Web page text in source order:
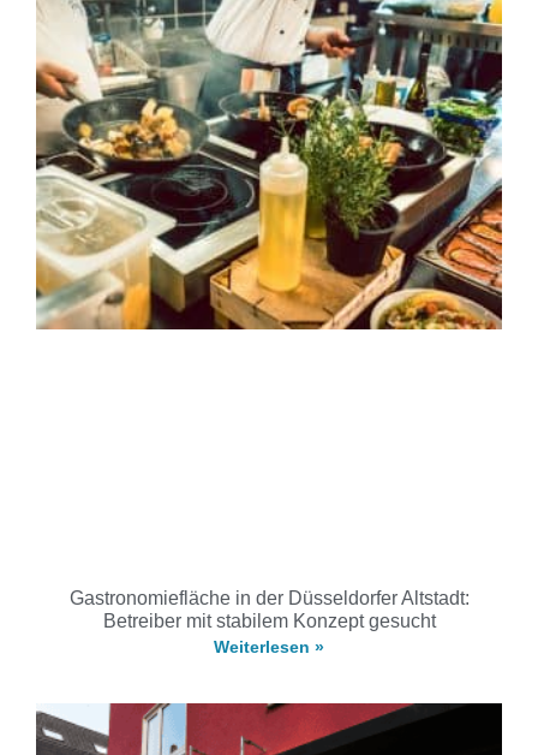
Gastronomiefläche in der Düsseldorfer Altstadt:
Betreiber mit stabilem Konzept gesucht
Weiterlesen »